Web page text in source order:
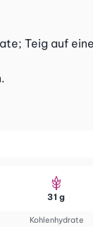
Teig auf
Kohlenhydrate
31 g